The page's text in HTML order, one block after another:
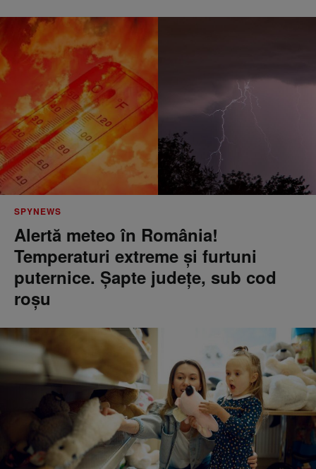
SPYNEWS
Alertă meteo în România!
Temperaturi extreme și furtuni
puternice. Șapte județe, sub cod
roșu